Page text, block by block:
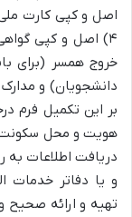
۴) اصل و کپی
خروج همسر (برای
دانشجویان) و
بر این تکمیل فرم
هویت و محل سکونت
دریافت اطلاعات به
تهیه و ارائه صحیح